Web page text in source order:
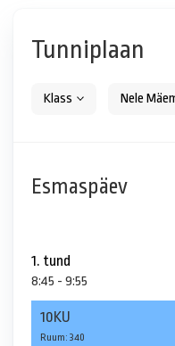
Tunniplaan
Klass Nele
Esmaspäev
1. tund
8:45 - 9:55
10KU
Ruum: 340